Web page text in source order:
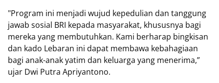
"Program ini menjadi wujud kepedulian dan tanggung
jawab sosial BRI kepada masyarakat, khususnya bagi
mereka yang membutuhkan. Kami berharap bingkisan
dan kado Lebaran ini dapat membawa kebahagiaan
bagi anak-anak yatim dan keluarga yang menerima,”
ujar Dwi Putra Apriyantono.